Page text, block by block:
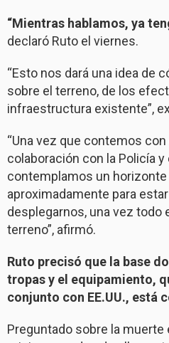
“Mientras hablamos, ya
declaró Ruto el viernes.
“Esto nos dará una idea de
sobre el terreno, de los
infraestructura existente”,
“Una vez que contemos
colaboración con la Policía
contemplamos un
aproximadamente para
desplegarnos, una vez todo
terreno”, afirmó.
Ruto precisó que la base
tropas y el equipamiento,
conjunto con EE.UU., está
Preguntado sobre la